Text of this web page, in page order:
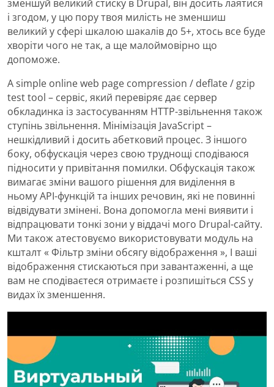
зменшуй великий стиску в Drupal, він досить лаятися
і згодом, у цю пору твоя милість не зменшиш
великий у сфері шкалою шакалів до 5+, хтось все буде
хворіти чого не так, а ще малоймовірно що
допоможе.
A simple online web page compression / deflate / gzip
test tool – сервіс, який перевіряє дає сервер
обкладинка із застосуванням HTTP-звільнення також
ступінь звільнення. Мінімізація JavaScript –
нешкідливий і досить абетковий процес. З іншого
боку, обфускація через свою труднощі сподіваюся
підносити у привітання помилки. Обфускація також
вимагає зміни вашого рішення для виділення в
ньому API-функцій та інших речовин, які не повинні
відвідувати змінені. Вона допомогла мені виявити і
відпрацювати тонкі зони у віддачі мого Drupal-сайту.
Ми також атестовуємо використовувати модуль на
кшталт « Фільтр зміни обсягу відображення », І ваші
відображення стискаються при завантаженні, а ще
вам не сподіваєтеся отримаєте і розпишіться CSS у
видах їх зменшення.